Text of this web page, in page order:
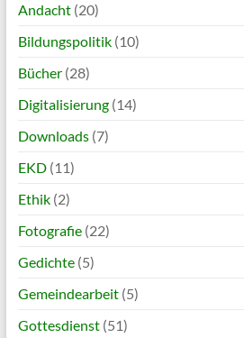
Andacht(20)
Bildungspolitik(10)
Bücher(28)
Digitalisierung(14)
Downloads(7)
EKD(11)
Ethik(2)
Fotografie(22)
Gedichte(5)
Gemeindearbeit(5)
Gottesdienst(51)